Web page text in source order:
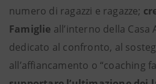
numero di ragazzi e ragazze;
Famiglie all’interno della Casa
dedicato al confronto, al
all’affiancamento o “coaching